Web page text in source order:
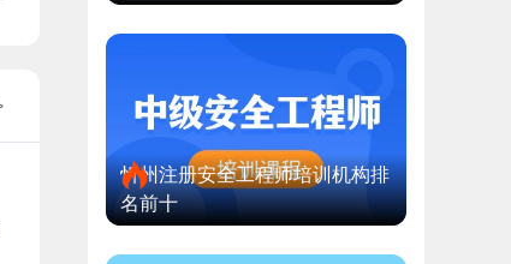
忻州注册安全工程师培训机构排
名前十